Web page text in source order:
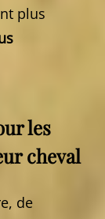
plus
les
cheval
de